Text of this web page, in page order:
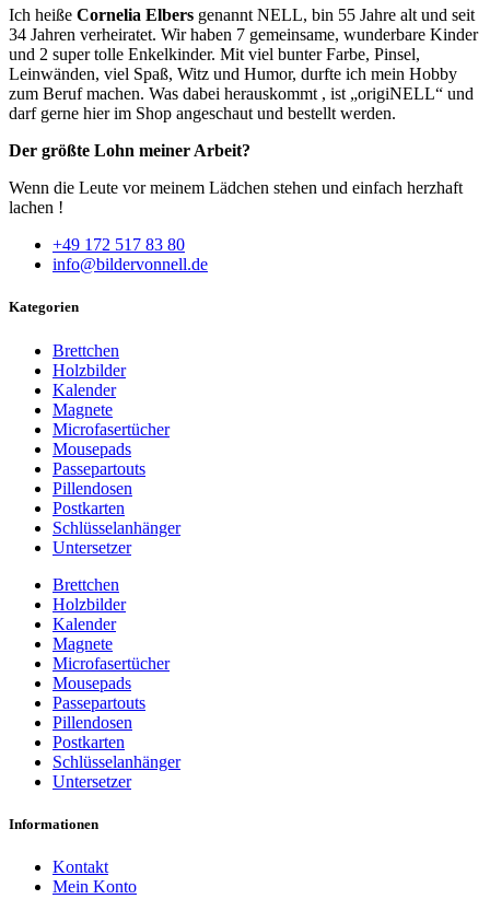
Ich heiße Cornelia Elbers genannt NELL, bin 55 Jahre alt und seit
34 Jahren verheiratet. Wir haben 7 gemeinsame, wunderbare Kinder
und 2 super tolle Enkelkinder. Mit viel bunter Farbe, Pinsel,
Leinwänden, viel Spaß, Witz und Humor, durfte ich mein Hobby
zum Beruf machen. Was dabei herauskommt , ist „origiNELL“ und
darf gerne hier im Shop angeschaut und bestellt werden.
Der größte Lohn meiner Arbeit?
Wenn die Leute vor meinem Lädchen stehen und einfach herzhaft
lachen !
+49 172 517 83 80
info@bildervonnell.de
Kategorien
Brettchen
Holzbilder
Kalender
Magnete
Microfasertücher
Mousepads
Passepartouts
Pillendosen
Postkarten
Schlüsselanhänger
Untersetzer
Brettchen
Holzbilder
Kalender
Magnete
Microfasertücher
Mousepads
Passepartouts
Pillendosen
Postkarten
Schlüsselanhänger
Untersetzer
Informationen
Kontakt
Mein Konto